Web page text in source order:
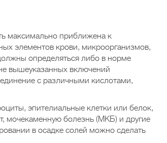
максимально приближена к
элементов крови, микроорганизмов,
определяться либо в норме
вышеуказанных включений
с различными кислотами,
эпителиальные клетки или белок,
мочекаменную болезнь (МКБ) и другие
в осадке солей можно сделать